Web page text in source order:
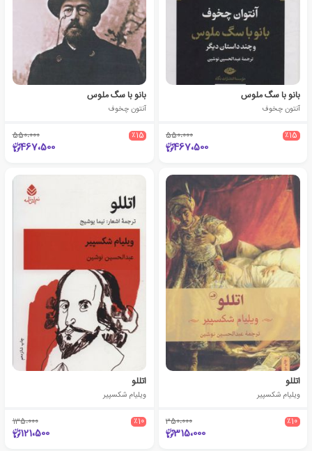
بانو با سگ ملوس
آنتون چخوف
٪15 550،000
467،500
بانو با سگ ملوس
آنتون چخوف
٪15 550،000
467،500
اتللو
ویلیام شکسپیر
٪10 350،000
315،000
اتللو
ویلیام شکسپیر
٪10 135،000
121،500